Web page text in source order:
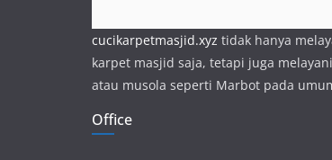
cucikarpetmasjid.xyz tidak hanya
karpet masjid saja, tetapi juga
atau musola seperti Marbot pada
Office